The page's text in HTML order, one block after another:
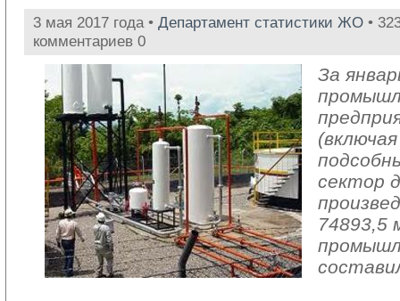
3 мая 2017 года • Департамент статистики ЖО •
комментариев 0
За
сектор
74893,5